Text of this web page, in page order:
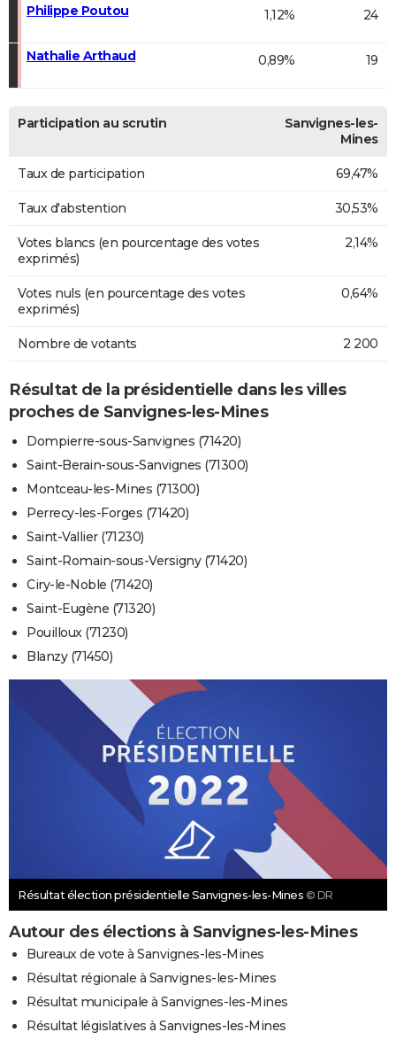
Philippe Poutou 1,12% 24
Nathalie Arthaud 0,89% 19
Participation au scrutin
Sanvignes-les-
Mines
Taux de participation 69,47%
Taux d'abstention 30,53%
Votes blancs (en pourcentage des votes
exprimés)
2,14%
Votes nuls (en pourcentage des votes
exprimés)
0,64%
Nombre de votants 2 200
Résultat de la présidentielle dans les villes
proches de Sanvignes-les-Mines
Dompierre-sous-Sanvignes (71420)
Saint-Berain-sous-Sanvignes (71300)
Montceau-les-Mines (71300)
Perrecy-les-Forges (71420)
Saint-Vallier (71230)
Saint-Romain-sous-Versigny (71420)
Ciry-le-Noble (71420)
Saint-Eugène (71320)
Pouilloux (71230)
Blanzy (71450)
Résultat élection présidentielle Sanvignes-les-Mines © DR
Autour des élections à Sanvignes-les-Mines
Bureaux de vote à Sanvignes-les-Mines
Résultat régionale à Sanvignes-les-Mines
Résultat municipale à Sanvignes-les-Mines
Résultat législatives à Sanvignes-les-Mines